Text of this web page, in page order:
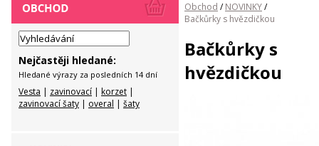
Nejčastěji hledané:
Hledané výrazy za posledních 14 dní
Vesta | zavinovací | korzet |
zavinovací šaty | overal | šaty
Obchod / NOVINKY/
Bačkůrky s hvězdičkou
Bačkůrky s
hvězdičkou